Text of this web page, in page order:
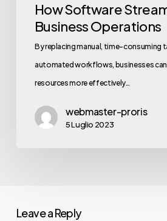
How Software
Business Operations
By replacing manual, time-consuming
automated workflows, businesses
resources more effectively…
webmaster-proris
5 Luglio 2023
Leave a Reply